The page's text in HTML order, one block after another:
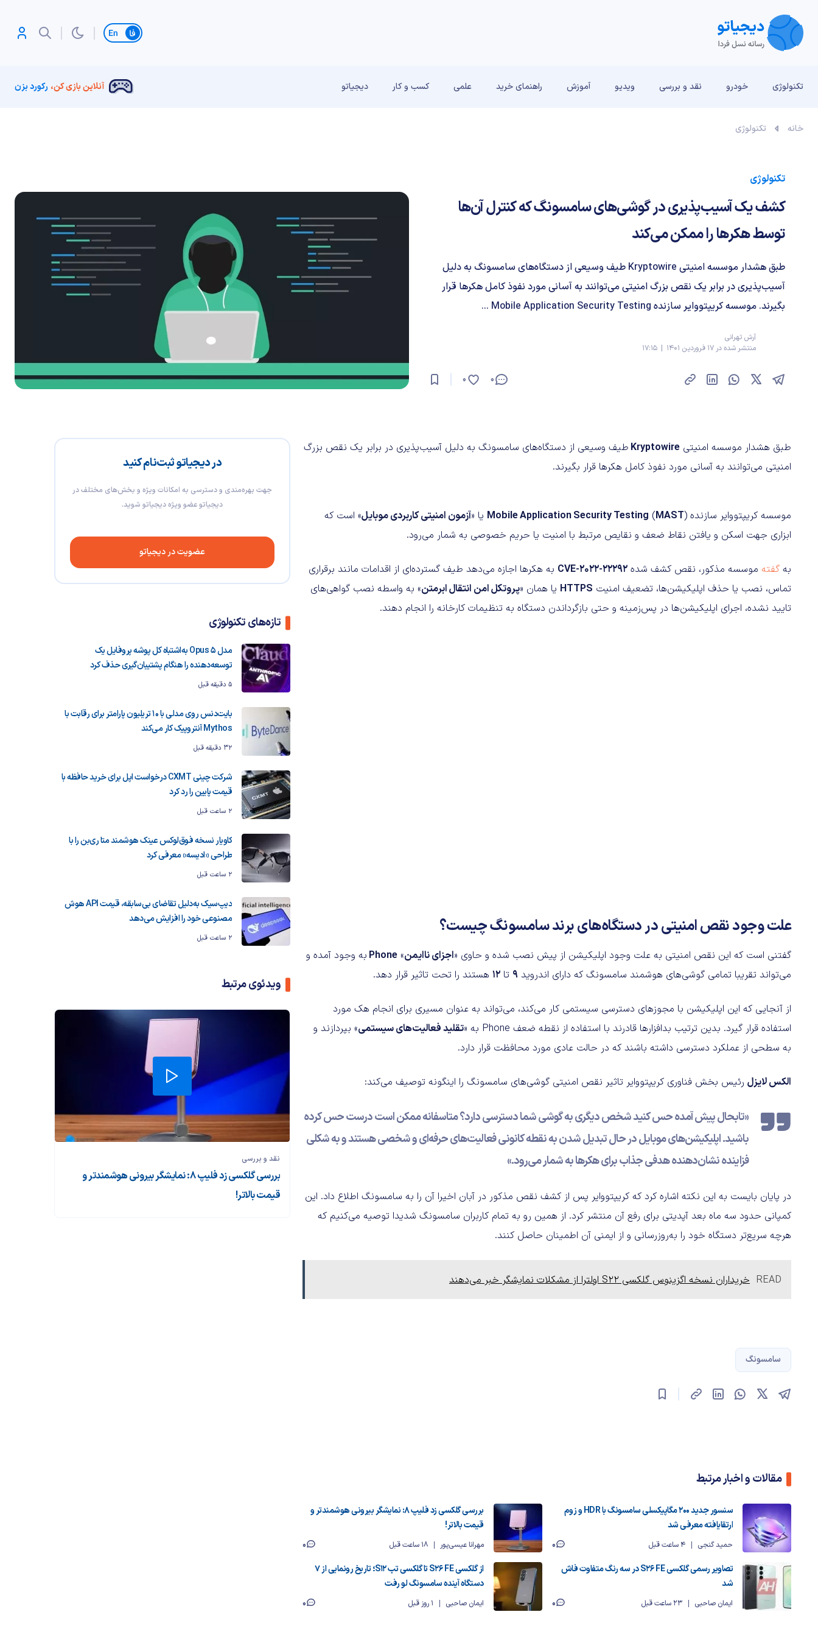
تغییر زبان
تکنولوژی خودرو نقد و بررسی‌ ویدیو آموزش راهنمای خرید علمی کسب و کار دیجیاتو آنلاین بازی کن، رکورد بزن
خانه تکنولوژی
تکنولوژی
کشف یک آسیب‌پذیری در گوشی‌های سامسونگ که کنترل آن‌ها
توسط هکرها را ممکن می‌کند
طبق هشدار موسسه امنیتی Kryptowire طیف وسیعی از دستگاه‌های سامسونگ به دلیل
آسیب‌پذیری در برابر یک نقص بزرگ امنیتی می‌توانند به آسانی مورد نفوذ کامل هکرها قرار
بگیرند. موسسه کریپتووایر سازنده Mobile Application Security Testing ...
آرش تهرانی
منتشر شده در 17 فروردین 1401 | 17:15
0
0
در دیجیاتو ثبت‌نام کنید
جهت بهره‌مندی و دسترسی به امکانات ویژه و بخش‌های مختلف در
دیجیاتو عضو ویژه دیجیاتو شوید.
عضویت در دیجیاتو
تازه‌های تکنولوژی
مدل Opus 5 به‌اشتباه کل پوشه پروفایل یک
توسعه‌دهنده را هنگام پشتیبان‌گیری حذف کرد
5 دقیقه قبل
بایت‌دنس روی مدلی با ۱۰ تریلیون پارامتر برای رقابت با
Mythos آنتروپیک کار می‌کند
32 دقیقه قبل
شرکت چینی CXMT درخواست اپل برای خرید حافظه با
قیمت پایین را رد کرد
2 ساعت قبل
کاویار نسخه فوق‌لوکس عینک هوشمند متا ری‌بن را با
طراحی «ادیسه» معرفی کرد
2 ساعت قبل
دیپ‌سیک به‌دلیل تقاضای بی‌سابقه، قیمت API هوش
مصنوعی خود را افزایش می‌دهد
2 ساعت قبل
ویدئوی مرتبط
نقد و بررسی‌
بررسی گلکسی زد فلیپ ۸: نمایشگر بیرونی هوشمندتر و
قیمت بالاتر!
طبق هشدار موسسه امنیتی Kryptowire طیف وسیعی از دستگاه‌های سامسونگ به دلیل آسیب‌پذیری در برابر یک نقص بزرگ
امنیتی می‌توانند به آسانی مورد نفوذ کامل هکرها قرار بگیرند.
موسسه کریپتووایر سازنده Mobile Application Security Testing (MAST) یا « آزمون امنیتی کاربردی موبایل» است که
ابزاری جهت اسکن و یافتن نقاط ضعف و نقایص مرتبط با امنیت یا حریم خصوصی به شمار می‌رود.
به گفته موسسه مذکور، نقص کشف شده CVE-2022-22292 به هکرها اجازه می‌دهد طیف گسترده‌ای از اقدامات مانند برقراری
تماس، نصب یا حذف اپلیکیشن‌ها، تضعیف امنیت HTTPS یا همان «پروتکل امن انتقال ابرمتن» به واسطه نصب گواهی‌های
تایید نشده، اجرای اپلیکیشن‌ها در پس‌زمینه و حتی بازگرداندن دستگاه به تنظیمات کارخانه را انجام دهند.
علت وجود نقص امنیتی در دستگاه‌های برند سامسونگ چیست؟
گفتنی است که این نقص امنیتی به علت وجود اپلیکیشن از پیش نصب شده و حاوی «اجزای ناایمن»
Phone به وجود آمده و
می‌تواند تقریبا تمامی گوشی‌های هوشمند سامسونگ که دارای اندروید 9 تا 12 هستند را تحت تاثیر قرار دهد.
از آنجایی که این اپلیکیشن با مجوز‌های دسترسی سیستمی کار می‌کند، می‌تواند به عنوان مسیری برای انجام هک مورد
استفاده قرار گیرد. بدین ترتیب بدافزارها قادرند با استفاده از نقطه ضعف Phone به «
تقلید فعالیت‌های سیستمی» بپردازند و
به سطحی از عملکرد دسترسی داشته باشند که در حالت عادی مورد محافظت قرار دارد.
الکس لایزل رئیس بخش فناوری کریپتووایر تاثیر نقص امنیتی گوشی‌های سامسونگ را اینگونه توصیف می‌کند:
«تابحال پیش آمده حس کنید شخص دیگری به گوشی شما دسترسی دارد؟ متاسفانه ممکن است درست حس کرده
باشید. اپلیکیشن‌های موبایل در حال تبدیل شدن به نقطه کانونی فعالیت‌های حرفه‌ای و شخصی هستند و به شکلی
فزاینده نشان‌دهنده هدفی جذاب برای هکرها به شمار می‌رود.»
در پایان بایست به این نکته اشاره کرد که کریپتووایر پس از کشف نقص مذکور در آبان اخیرا آن را به سامسونگ اطلاع داد. این
کمپانی حدود سه ماه بعد آپدیتی برای رفع آن منتشر کرد. از همین رو به تمام کاربران سامسونگ شدیدا توصیه می‌کنیم که
هرچه سریع‌تر دستگاه خود را به‌روزرسانی و از ایمنی آن اطمینان حاصل کنند.
READ خریداران نسخه اگزینوس گلکسی S22 اولترا از مشکلات نمایشگر خبر می‌دهند
سامسونگ
مقالات و اخبار مرتبط
سنسور جدید ۲۰۰ مگاپیکسلی سامسونگ با HDR و زوم
ارتقایافته معرفی شد
حمید گنجی 4 ساعت قبل 0
بررسی گلکسی زد فلیپ ۸: نمایشگر بیرونی هوشمندتر و
قیمت بالاتر!
مهرانا عیسی‌پور 18 ساعت قبل
0
تصاویر رسمی گلکسی S26 FE در سه رنگ متفاوت فاش
شد
ایمان صاحبی 23 ساعت قبل 0
از گلکسی S26 FE تا گلکسی تب S12؛ تاریخ رونمایی از ۷
دستگاه آینده سامسونگ لو رفت
ایمان صاحبی 1 روز قبل 0